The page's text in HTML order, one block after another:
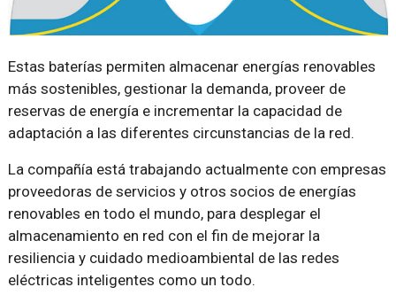
Estas baterías permiten almacenar energías renovables
más sostenibles, gestionar la demanda, proveer de
reservas de energía e incrementar la capacidad de
adaptación a las diferentes circunstancias de la red.
La compañía está trabajando actualmente con empresas
proveedoras de servicios y otros socios de energías
renovables en todo el mundo, para desplegar el
almacenamiento en red con el fin de mejorar la
resiliencia y cuidado medioambiental de las redes
eléctricas inteligentes como un todo.